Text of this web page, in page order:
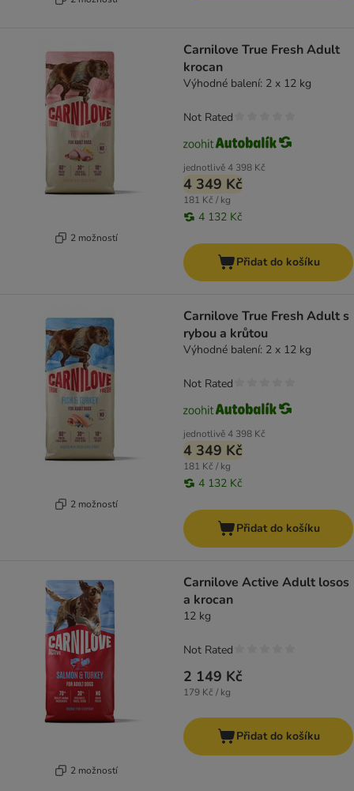
2 možností
Carnilove True Fresh Adult
krocan
Výhodné balení: 2 x 12 kg
jednotlivě4 398 Kč
4 349 Kč
181 Kč / kg
4 132 Kč
Not Rated
Přidat do košíku
2 možností
Carnilove True Fresh Adult s
rybou a krůtou
Výhodné balení: 2 x 12 kg
jednotlivě4 398 Kč
4 349 Kč
181 Kč / kg
4 132 Kč
Not Rated
Přidat do košíku
2 možností
Carnilove Active Adult losos
a krocan
12 kg
2 149 Kč
179 Kč / kg
Not Rated
Přidat do košíku